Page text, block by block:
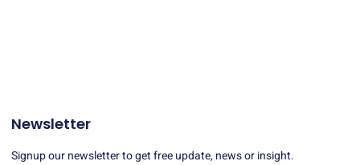
Newsletter
Signup our newsletter to get free update, news or insight.